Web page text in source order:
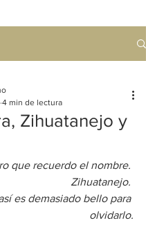
Zihuatanejo y
4 min de lectura
que recuerdo el nombre.
Zihuatanejo.
es demasiado bello para
olvidarlo.